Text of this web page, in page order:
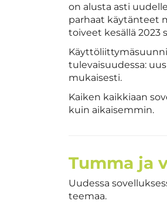
on alusta asti
parhaat käytänteet
toiveet kesällä
tulevaisuudessa:
mukaisesti.
Kaiken kaikkiaan
kuin aikaisemmin.
Tumma ja
Uudessa
teemaa.